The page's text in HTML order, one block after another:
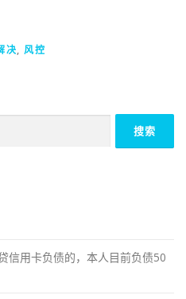
决, 风控
信用卡负债的，本人目前负债50